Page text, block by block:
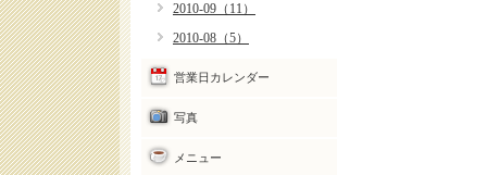
2010-09（11）
2010-08（5）
営業日カレンダー
写真
メニュー